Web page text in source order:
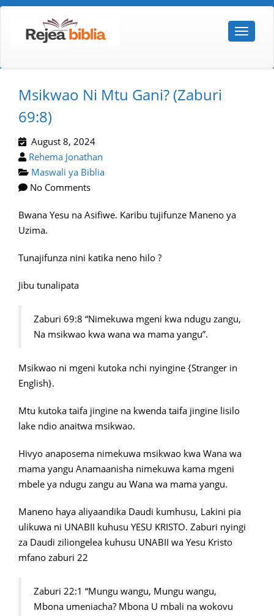
Msikwao Ni Mtu Gani? (zaburi
69:8)
August 8, 2024
Rehema Jonathan
Maswali ya Biblia
No Comments
Bwana Yesu na Asifiwe. Karibu tujifunze Maneno ya
Uzima.
Tunajifunza nini katika neno hilo ?
Jibu tunalipata
Zaburi 69:8 “Nimekuwa mgeni kwa ndugu zangu,
Na msikwao kwa wana wa mama yangu”.
Msikwao ni mgeni kutoka nchi nyingine {Stranger in
English}.
Mtu kutoka taifa jingine na kwenda taifa jingine lisilo
lake ndio anaitwa msikwao.
Hivyo anaposema nimekuwa msikwao kwa Wana wa
mama yangu Anamaanisha nimekuwa kama mgeni
mbele ya ndugu zangu au Wana wa mama yangu.
Maneno haya aliyaandika Daudi kumhusu, Lakini pia
ulikuwa ni UNABII kuhusu YESU KRISTO. Zaburi nyingi
za Daudi ziliongelea kuhusu UNABII wa Yesu Kristo
mfano zaburi 22
Zaburi 22:1 “Mungu wangu, Mungu wangu,
Mbona umeniacha? Mbona U mbali na wokovu